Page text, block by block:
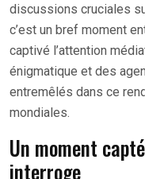
discussions cruciales
c’est un bref moment
captivé l’attention
énigmatique et des
entremêlés dans ce
mondiales.
Un moment
interroge